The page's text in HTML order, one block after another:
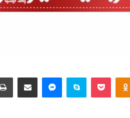
Odnoklassniki
‫Pocketسكايبماسنجرمشاركة عبر البريد